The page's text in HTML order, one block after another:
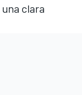
clara